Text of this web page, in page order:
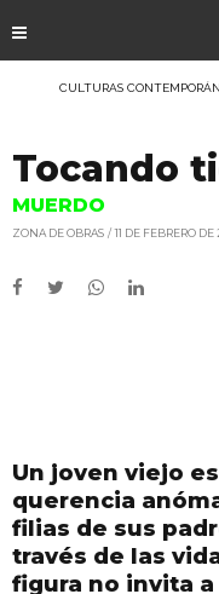
CULTURAS
Tocando
MUERDO
ZONA DE OBRAS 11 DE FEBRERO DE
Un joven viejo
querencia
filias de sus
través de las
figura no invita